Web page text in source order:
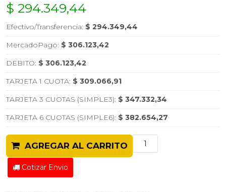
$ 294.349,44
Efectivo/Transferencia: $ 294.349,44
MercadoPago: $ 306.123,42
DEBITO: $ 306.123,42
TARJETA 1 CUOTA: $ 309.066,91
TARJETA 3 CUOTAS (SIMPLE3): $ 347.332,34
TARJETA 6 CUOTAS (SIMPLE6): $ 382.654,27
AGREGAR AL CARRITO
Cotizar Envio